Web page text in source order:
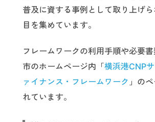
普及に資する事例として取り上げ
目を集めています。
フレームワークの利用手順や必要
市のホームページ内「横浜港CNP
ァイナンス・フレームワーク 」の
れています。